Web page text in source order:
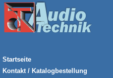
Startseite
Kontakt / Katalogbestellung